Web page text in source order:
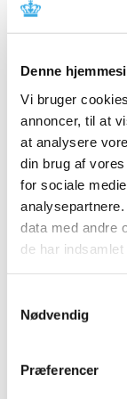
Denne
Vi bruger
annoncer, til at
at analysere
din brug af
for sociale
data med andre
de har
Nødvendig
Præferencer
Ameluz,
Der er i
Valaciclovir,
COVID-19:
midlertidig
Medicinpriser
|4. september 2020
Som led i at
for lægemidler
DHPC
opløsning –